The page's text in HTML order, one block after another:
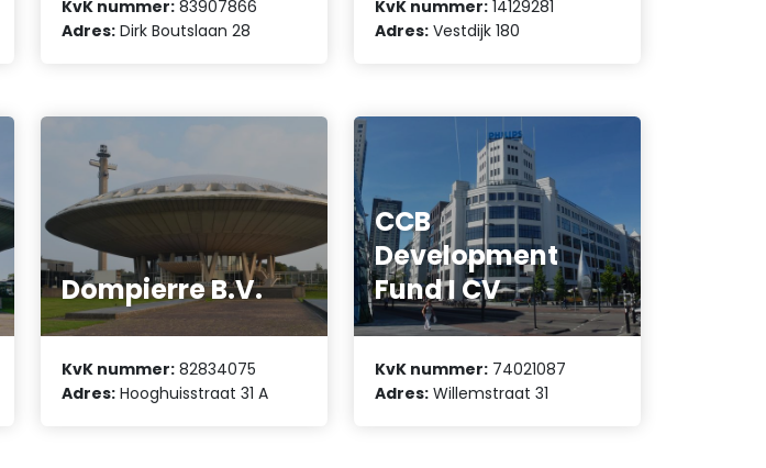
KvK nummer: 83907866
Adres: Dirk Boutslaan 28
KvK nummer: 14129281
Adres: Vestdijk 180
Dompierre B.V.
KvK nummer: 82834075
Adres: Hooghuisstraat 31 A
CCB
Development
Fund I CV
KvK nummer: 74021087
Adres: Willemstraat 31